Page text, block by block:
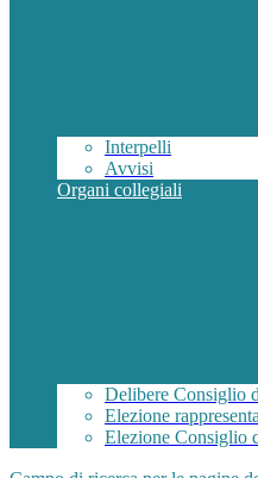
Interpelli
Avvisi
Organi collegiali
Delibere Consiglio
Elezione
Elezione Consiglio